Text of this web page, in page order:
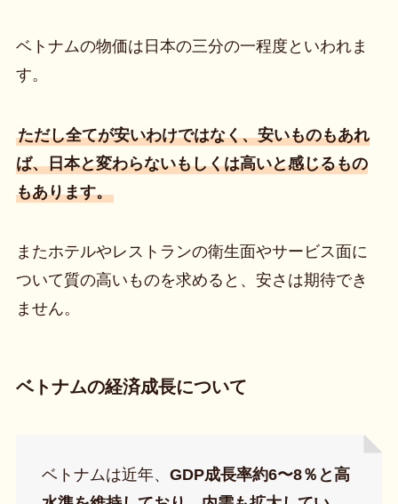
ベトナムの物価は日本の三分の一程度といわれま
す。
ただし全てが安いわけではなく、安いものもあれ
ば、日本と変わらないもしくは高いと感じるもの
もあります。
またホテルやレストランの衛生面やサービス面に
ついて質の高いものを求めると、安さは期待でき
ません。
ベトナムの経済成長について
ベトナムは近年、 GDP成長率約6〜8％と高